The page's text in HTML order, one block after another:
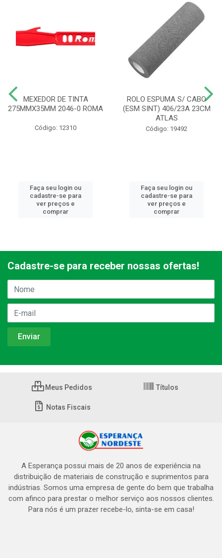
MEXEDOR DE TINTA
275MMX35MM 2046-0 ROMA
Código: 12310
Faça seu login ou
cadastre-se para
ver preços e
comprar
ROLO ESPUMA S/ CABO
(ESM SINT) 406/23A 23CM
ATLAS
Código: 19492
Faça seu login ou
cadastre-se para
ver preços e
comprar
Cadastre-se para receber nossas ofertas!
Meus Pedidos Títulos
Notas Fiscais
A Esperança possui mais de 20 anos de experiência na
distribuição de materiais de construção e suprimentos para
indústrias. Somos uma empresa de gente do bem que trabalha
com afinco para prestar o melhor serviço aos nossos clientes.
Para nós é um prazer recebe-lo, sinta-se em casa!